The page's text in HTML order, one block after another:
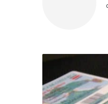
para
licencias
B1